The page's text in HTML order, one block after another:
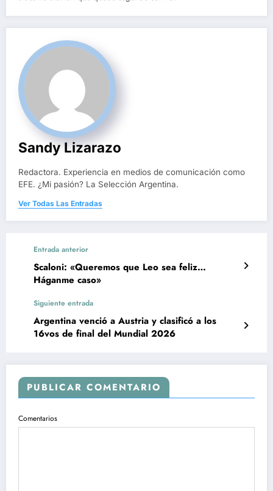
Sandy Lizarazo
Redactora. Experiencia en medios de comunicación como
EFE. ¿Mi pasión? La Selección Argentina.
Ver Todas Las Entradas
Entrada anterior
Scaloni: «Queremos que Leo sea feliz…
Háganme caso»
Siguiente entrada
Argentina venció a Austria y clasificó a los
16vos de final del Mundial 2026
PUBLICAR COMENTARIO
Comentarios